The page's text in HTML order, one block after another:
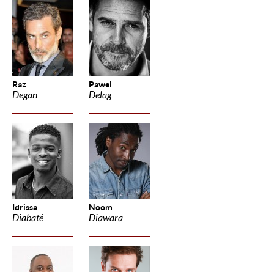
Raz
Degan
Pawel
Delag
Idrissa
Diabaté
Noom
Diawara